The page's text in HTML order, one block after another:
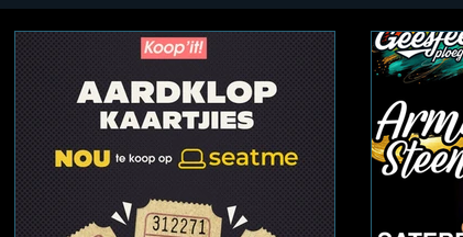
Ikageng Klerksdorp Carletonville
Build It Green Health